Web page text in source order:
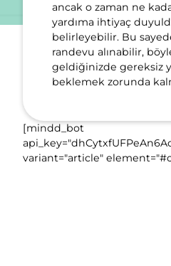
ancak o zaman ne
yardıma ihtiyaç
belirleyebilir. Bu
randevu alınabilir,
geldiğinizde gereksiz
beklemek zorunda
[mindd_bot
variant="article"